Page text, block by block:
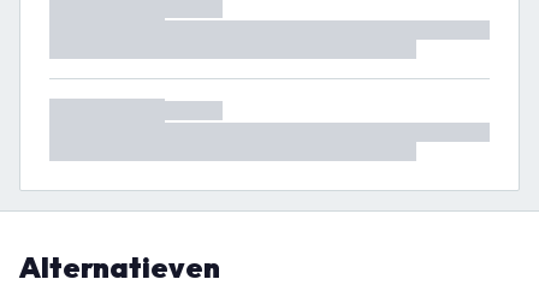
Alternatieven